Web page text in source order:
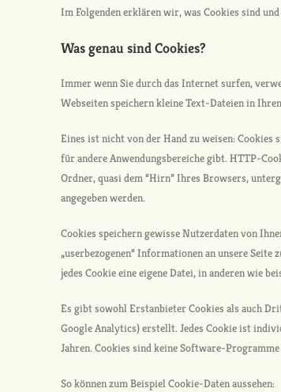
Im Folgenden erklären wir, was Cookies sind
Was genau sind Cookies?
Immer wenn Sie durch das Internet surfen,
Webseiten speichern kleine Text-Dateien in
Eines ist nicht von der Hand zu weisen: Cookies
für andere Anwendungsbereiche gibt. HTTP-
Ordner, quasi dem “Hirn” Ihres Browsers,
angegeben werden.
Cookies speichern gewisse Nutzerdaten von
„userbezogenen“ Informationen an unsere
jedes Cookie eine eigene Datei, in anderen wie
Es gibt sowohl Erstanbieter Cookies als auch
Google Analytics) erstellt. Jedes Cookie ist
Jahren. Cookies sind keine Software-
So können zum Beispiel Cookie-Daten aussehen: